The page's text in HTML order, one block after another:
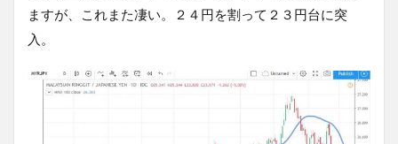
ますが、これまた凄い。２４円を割って２３円台に突
入。